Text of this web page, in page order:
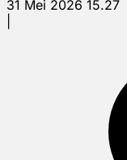
31 Mei 2026 15.27